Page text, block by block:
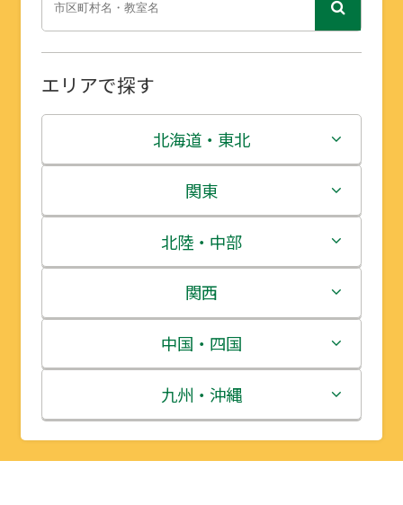
エリアで探す
北海道・東北
北海道
青森県
岩手県
宮城県
秋田県
山形県
関東
茨城県
栃木県
群馬県
埼玉県
千葉県
北陸・中部
新潟県
富山県
石川県
福井県
関西
三重県
滋賀県
京都府
中国・四国
鳥取県
島根県
九州・沖縄
福岡県